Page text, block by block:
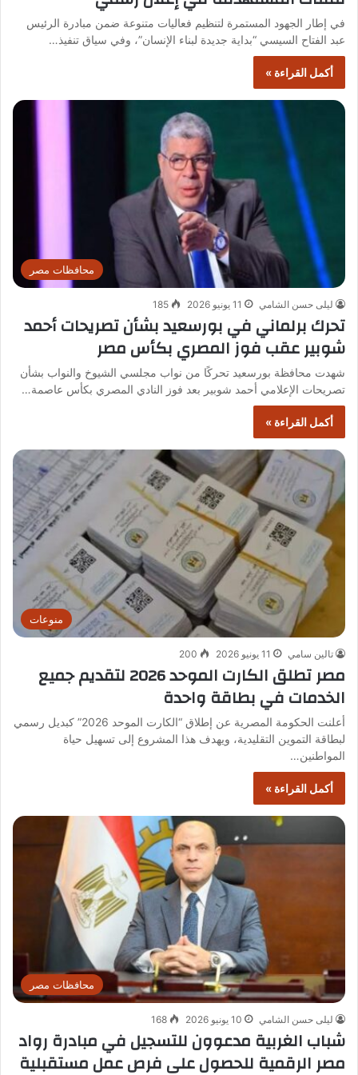
في إطار الجهود المستمرة لتنظيم فعاليات متنوعة ضمن مبادرة الرئيس
عبد الفتاح السيسي “بداية جديدة لبناء الإنسان”، وفي سياق تنفيذ…
أكمل القراءة »
محافظات مصر
ليلى حسن الشامي 11 يونيو 2026 185
تحرك برلماني في بورسعيد بشأن تصريحات أحمد
شوبير عقب فوز المصري بكأس مصر
شهدت محافظة بورسعيد تحركًا من نواب مجلسي الشيوخ والنواب بشأن
تصريحات الإعلامي أحمد شوبير بعد فوز النادي المصري بكأس عاصمة…
أكمل القراءة »
منوعات
تالين سامي 11 يونيو 2026 200
مصر تطلق الكارت الموحد 2026 لتقديم جميع
الخدمات في بطاقة واحدة
أعلنت الحكومة المصرية عن إطلاق “الكارت الموحد 2026” كبديل رسمي
لبطاقة التموين التقليدية، ويهدف هذا المشروع إلى تسهيل حياة
المواطنين…
أكمل القراءة »
محافظات مصر
ليلى حسن الشامي 10 يونيو 2026 168
شباب الغربية مدعوون للتسجيل في مبادرة رواد
مصر الرقمية للحصول على فرص عمل مستقبلية